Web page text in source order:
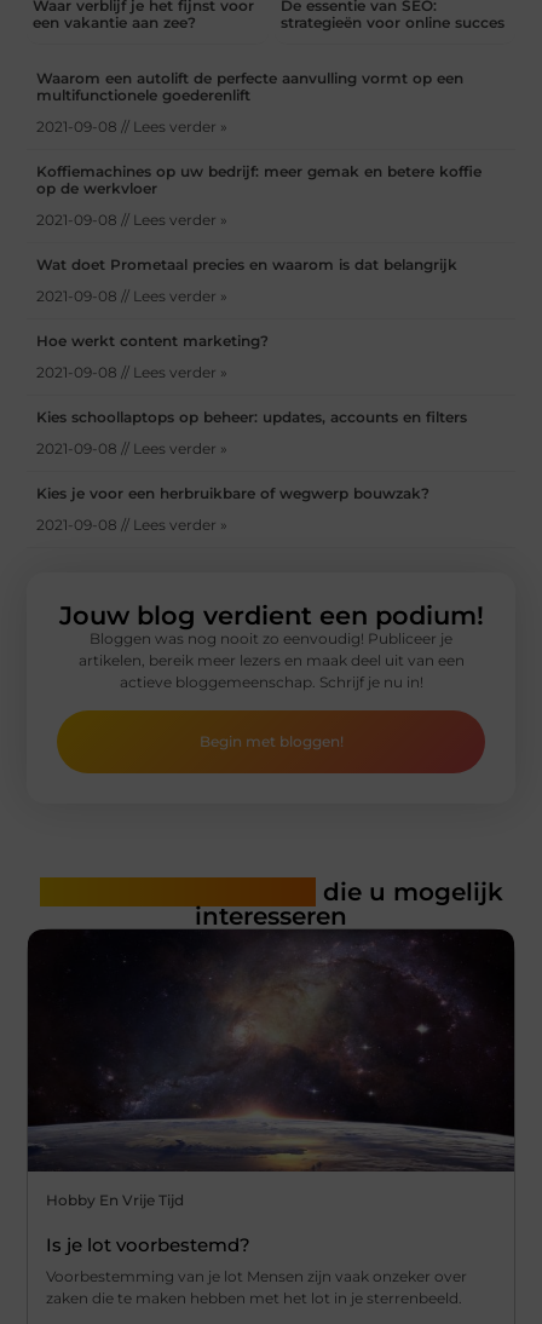
Waar verblijf je het fijnst voor
een vakantie aan zee?
De essentie van SEO:
strategieën voor online succes
Waarom een autolift de perfecte aanvulling vormt op een
multifunctionele goederenlift
2021-09-08 // Lees verder »
Koffiemachines op uw bedrijf: meer gemak en betere koffie
op de werkvloer
2021-09-08 // Lees verder »
Wat doet Prometaal precies en waarom is dat belangrijk
2021-09-08 // Lees verder »
Hoe werkt content marketing?
2021-09-08 // Lees verder »
Kies schoollaptops op beheer: updates, accounts en filters
2021-09-08 // Lees verder »
Kies je voor een herbruikbare of wegwerp bouwzak?
2021-09-08 // Lees verder »
Jouw blog verdient een podium!
Bloggen was nog nooit zo eenvoudig! Publiceer je
artikelen, bereik meer lezers en maak deel uit van een
actieve bloggemeenschap. Schrijf je nu in!
Begin met bloggen!
die u mogelijk
interesseren
Hobby En Vrije Tijd
Is je lot voorbestemd?
Voorbestemming van je lot Mensen zijn vaak onzeker over
zaken die te maken hebben met het lot in je sterrenbeeld.